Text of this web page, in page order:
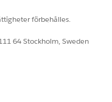
förbehålles.
64 Stockholm, Sweden